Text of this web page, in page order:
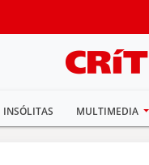
INSÓLITAS MULTIMEDIA